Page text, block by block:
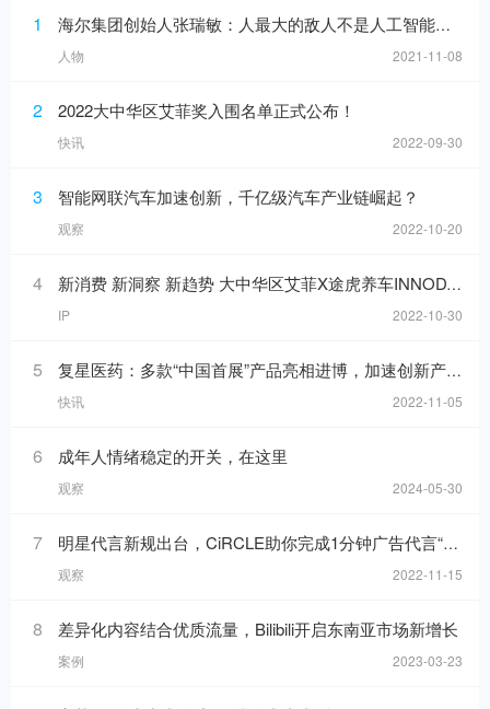
1 海尔集团创始人张瑞敏：人最大的敌人不是人工智能，而是科层制
人物 2021-11-08
2 2022大中华区艾菲奖入围名单正式公布！
快讯 2022-09-30
3 智能网联汽车加速创新，千亿级汽车产业链崛起？
观察 2022-10-20
4 新消费 新洞察 新趋势 大中华区艾菲X途虎养车INNODAY圆满举办！
IP 2022-10-30
5 复星医药：多款“中国首展”产品亮相进博，加速创新产品落地
快讯 2022-11-05
6 成年人情绪稳定的开关，在这里
观察 2024-05-30
7 明星代言新规出台，CiRCLE助你完成1分钟广告代言“健康自检”
观察 2022-11-15
8 差异化内容结合优质流量，Bilibili开启东南亚市场新增长
案例 2023-03-23